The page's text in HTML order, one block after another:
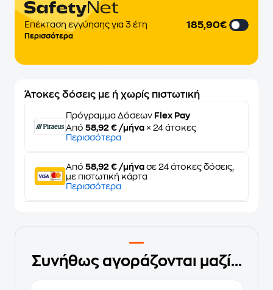
Επέκταση εγγύησης για 3 έτη
Περισσότερα
185,90€
Άτοκες δόσεις με ή χωρίς πιστωτική
Πρόγραμμα Δόσεων Flex Pay
Από 58,92 € /μήνα × 24 άτοκες
Περισσότερα
Από 58,92 € /μήνα σε 24 άτοκες δόσεις,
με πιστωτική κάρτα
Περισσότερα
Συνήθως αγοράζονται μαζί...